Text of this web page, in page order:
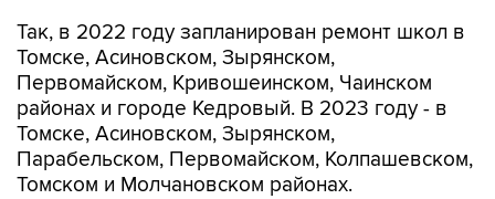
Так, в 2022 году запланирован ремонт школ в
Томске, Асиновском, Зырянском,
Первомайском, Кривошеинском, Чаинском
районах и городе Кедровый. В 2023 году - в
Томске, Асиновском, Зырянском,
Парабельском, Первомайском, Колпашевском,
Томском и Молчановском районах.